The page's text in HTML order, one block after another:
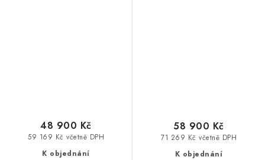
K objednání
59 169 Kč včetně DPH
48 900 Kč
K objednání
71 269 Kč včetně DPH
58 900 Kč